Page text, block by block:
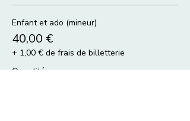
Enfant et ado (mineur)
40,00 €
+ 1,00 € de frais de billetterie
Quantité